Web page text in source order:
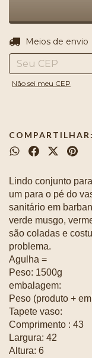
Entregas para o CEP:
Meios de envio
Não sei meu CEP
COMPARTILHAR:
Lindo conjunto
um para o pé do
sanitário em
verde musgo,
são coladas e
problema.
Agulha =
Peso: 1500g
embalagem:
Peso (produto +
Tapete vaso:
Comprimento : 43
Largura: 42
Altura: 6